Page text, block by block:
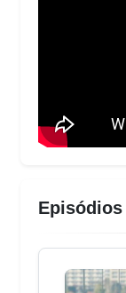
Episódios